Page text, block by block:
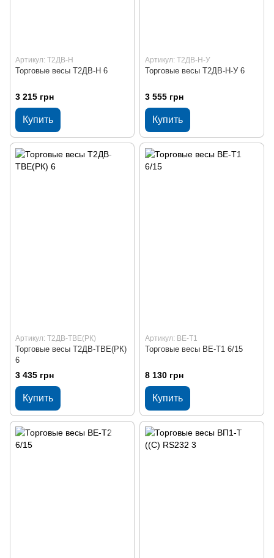
Артикул: Т2ДВ-Н
Торговые весы Т2ДВ-Н 6
3 215 грн
Купить
Артикул: Т2ДВ-Н-У
Торговые весы Т2ДВ-Н-У 6
3 555 грн
Купить
Артикул: Т2ДВ-ТВЕ(РК)
Торговые весы Т2ДВ-ТВЕ(РК)
6
3 435 грн
Купить
Артикул: ВЕ-Т1
Торговые весы ВЕ-Т1 6/15
8 130 грн
Купить